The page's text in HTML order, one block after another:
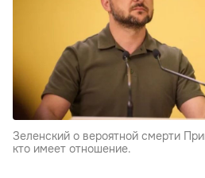
Зеленский о вероятной смерти
кто имеет отношение.